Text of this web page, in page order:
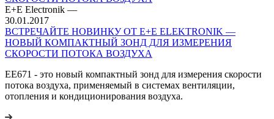
E+E Electronik —
30.01.2017
ВСТРЕЧАЙТЕ НОВИНКУ ОТ E+E ELEKTRONIK —
НОВЫЙ КОМПАКТНЫЙ ЗОНД ДЛЯ ИЗМЕРЕНИЯ
СКОРОСТИ ПОТОКА ВОЗДУХА
EE671 - это новый компактный зонд для измерения скорости
потока воздуха, применяемый в системах вентиляции,
отопления и кондиционирования воздуха.